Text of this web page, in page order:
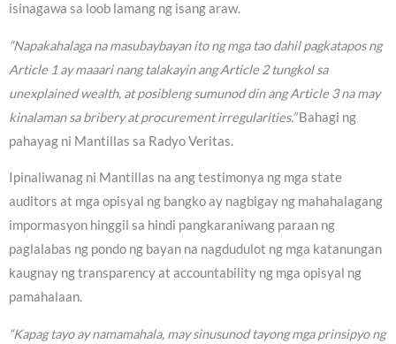
isinagawa sa loob lamang ng isang araw.
“Napakahalaga na masubaybayan ito ng mga tao dahil pagkatapos ng
Article 1 ay maaari nang talakayin ang Article 2 tungkol sa
unexplained wealth, at posibleng sumunod din ang Article 3 na may
kinalaman sa bribery at procurement irregularities.”Bahagi ng
pahayag ni Mantillas sa Radyo Veritas.
Ipinaliwanag ni Mantillas na ang testimonya ng mga state
auditors at mga opisyal ng bangko ay nagbigay ng mahahalagang
impormasyon hinggil sa hindi pangkaraniwang paraan ng
paglalabas ng pondo ng bayan na nagdudulot ng mga katanungan
kaugnay ng transparency at accountability ng mga opisyal ng
pamahalaan.
“Kapag tayo ay namamahala, may sinusunod tayong mga prinsipyo ng